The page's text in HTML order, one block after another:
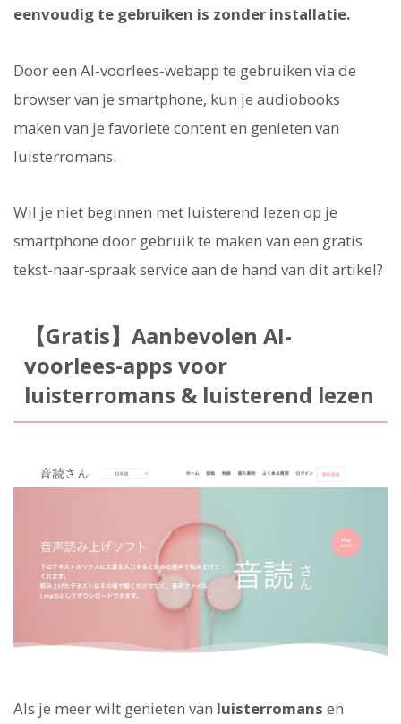
eenvoudig te gebruiken is zonder installatie.
Door een AI-voorlees-webapp te gebruiken via de
browser van je smartphone, kun je audiobooks
maken van je favoriete content en genieten van
luisterromans.
Wil je niet beginnen met luisterend lezen op je
smartphone door gebruik te maken van een gratis
tekst-naar-spraak service aan de hand van dit artikel?
【Gratis】Aanbevolen AI-
voorlees-apps voor
luisterromans & luisterend lezen
Als je meer wilt genieten van luisterromans en